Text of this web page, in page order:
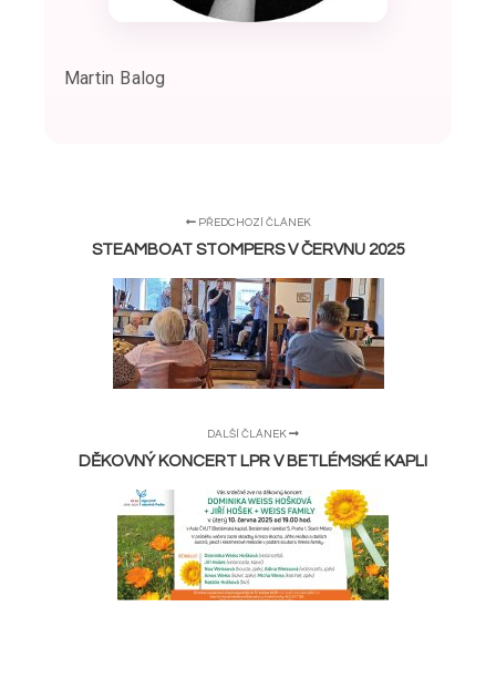
Martin Balog
PŘEDCHOZÍ ČLÁNEK
STEAMBOAT STOMPERS V ČERVNU 2025
DALŠÍ ČLÁNEK
DĚKOVNÝ KONCERT LPR V BETLÉMSKÉ KAPLI